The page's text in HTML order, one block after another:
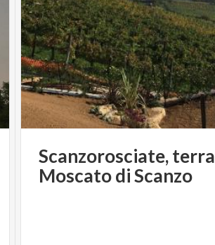
Scanzorosciate,terra
MoscatodiScanzo